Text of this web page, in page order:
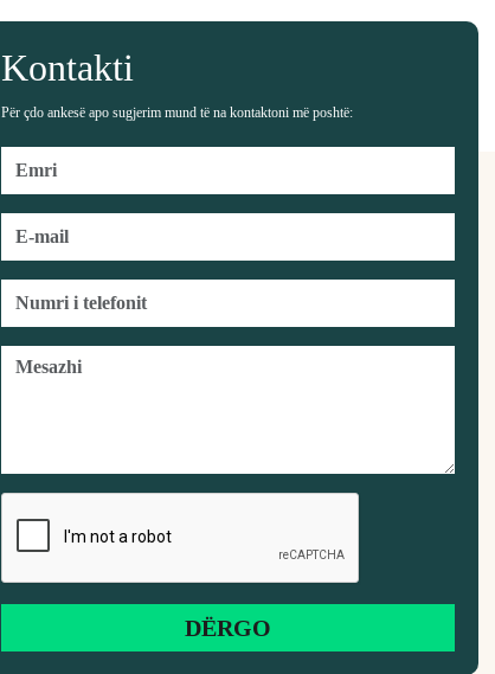
Kontakti
Për çdo ankesë apo sugjerim mund të na kontaktoni më poshtë: